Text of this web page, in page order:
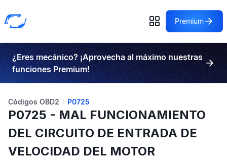
Premium
¿Eres mecánico? ¡Aprovecha al máximo nuestras
funciones Premium!
Códigos OBD2 P0725
P0725 - MAL FUNCIONAMIENTO
DEL CIRCUITO DE ENTRADA DE
VELOCIDAD DEL MOTOR